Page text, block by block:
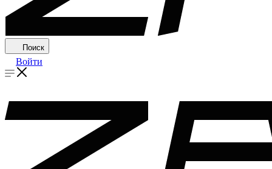
Поиск
Войти